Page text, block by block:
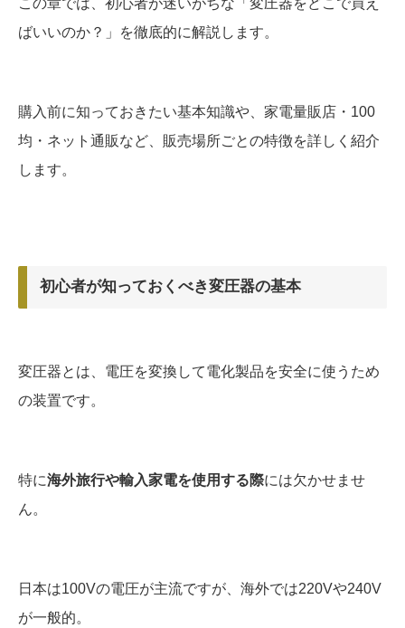
ばいいのか？」を徹底的に解説します。
購入前に知っておきたい基本知識や、家電量販店・100
均・ネット通販など、販売場所ごとの特徴を詳しく紹介
します。
初心者が知っておくべき変圧器の基本
変圧器とは、電圧を変換して電化製品を安全に使うため
の装置です。
特に海外旅行や輸入家電を使用する際には欠かせませ
ん。
日本は100Vの電圧が主流ですが、海外では220Vや240V
が一般的。